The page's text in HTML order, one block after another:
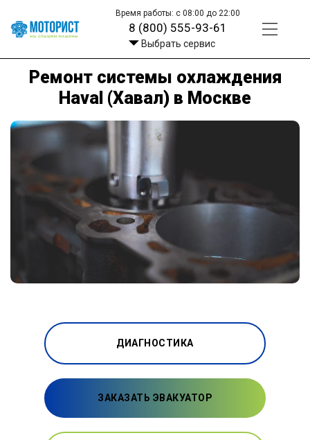
Время работы: с 08:00 до 22:00
8 (800) 555-93-61
Выбрать сервис
Ремонт системы охлаждения
Haval (Хавал) в Москве
ДИАГНОСТИКА
ЗАКАЗАТЬ ЭВАКУАТОР